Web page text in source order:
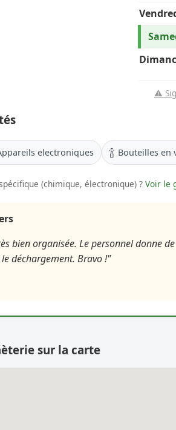
⚠️
electroniques 🍾 Bouteilles en
(chimique, électronique) ? Voir le
bien organisée. Le personnel donne
déchargement. Bravo !"
sur la carte